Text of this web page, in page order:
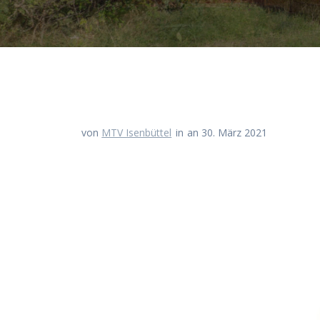
von MTV Isenbüttel in an 30. März 2021